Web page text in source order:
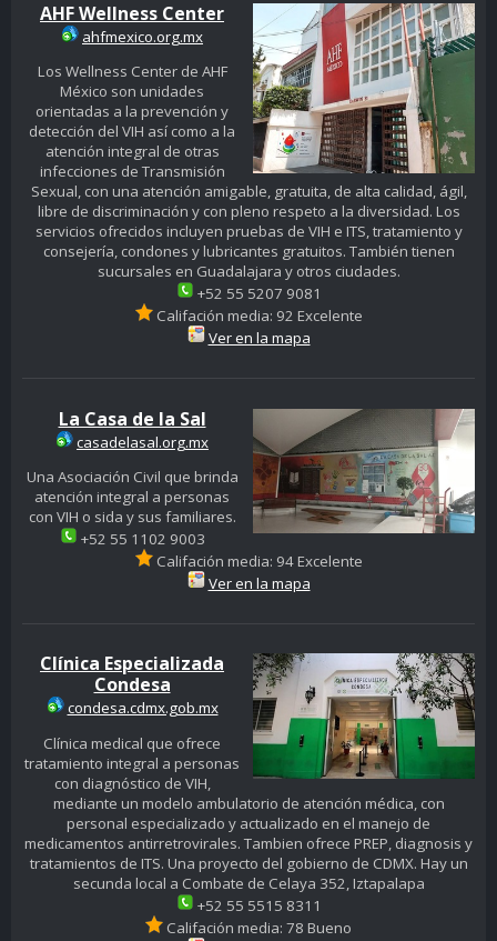
AHF Wellness Center
ahfmexico.org.mx
Los Wellness Center de AHF
México son unidades
orientadas a la prevención y
detección del VIH así como a la
atención integral de otras
infecciones de Transmisión
Sexual, con una atención amigable, gratuita, de alta calidad, ágil,
libre de discriminación y con pleno respeto a la diversidad. Los
servicios ofrecidos incluyen pruebas de VIH e ITS, tratamiento y
consejería, condones y lubricantes gratuitos. También tienen
sucursales en Guadalajara y otros ciudades.
+52 55 5207 9081
Califación media: 92 Excelente
Ver en la mapa
La Casa de la Sal
casadelasal.org.mx
Una Asociación Civil que brinda
atención integral a personas
con VIH o sida y sus familiares.
+52 55 1102 9003
Califación media: 94 Excelente
Ver en la mapa
Clínica Especializada
Condesa
condesa.cdmx.gob.mx
Clínica medical que ofrece
tratamiento integral a personas
con diagnóstico de VIH,
mediante un modelo ambulatorio de atención médica, con
personal especializado y actualizado en el manejo de
medicamentos antirretrovirales. Tambien ofrece PREP, diagnosis y
tratamientos de ITS. Una proyecto del gobierno de CDMX. Hay un
secunda local a Combate de Celaya 352, Iztapalapa
+52 55 5515 8311
Califación media: 78 Bueno